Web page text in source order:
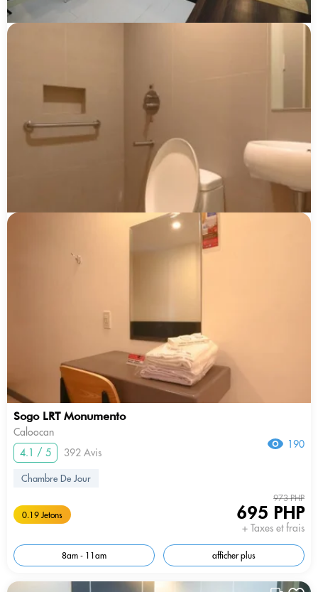
Sogo LRT Monumento
Caloocan
4.1 / 5
392 Avis
190
Chambre De Jour
0.19 Jetons
973 PHP
695 PHP
+ Taxes et frais
8am - 11am afficher plus